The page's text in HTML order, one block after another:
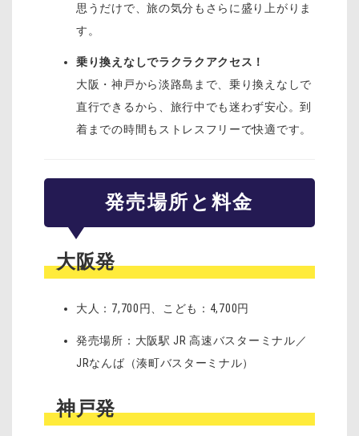
思うだけで、旅の気分もさらに盛り上がりま
す。
乗り換えなしでラクラクアクセス！
大阪・神戸から淡路島まで、乗り換えなしで
直行できるから、旅行中でも迷わず安心。到
着までの時間もストレスフリーで快適です。
発売場所と料金
大阪発
大人：7,700円、こども：4,700円
発売場所：大阪駅 JR 高速バスターミナル／
JRなんば（湊町バスターミナル）
神戸発